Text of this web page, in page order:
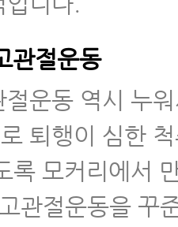
꼭 해야 하는 4가
착증 신전운동에
오랫동안 낫지 않
존치료 오래해도
제인가? 해결 방
관절운동
운동 역시 누
퇴행이 심한
록 모커리에서
관절운동을 꾸